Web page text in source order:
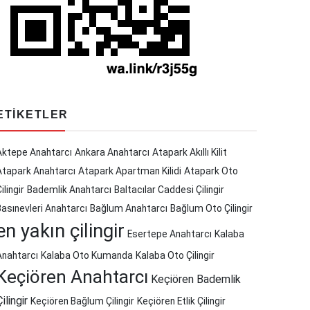
Anahtarcı Ankara Anahtarcı Atapark Akıllı Kilit
Anahtarcı Atapark Apartman Kilidi Atapark Oto
Bademlik Anahtarcı Baltacılar Caddesi Çilingir
Anahtarcı Bağlum Anahtarcı Bağlum Oto Çilingir
yakın çilingir Esertepe Anahtarcı Kalaba
Kalaba Oto Kumanda Kalaba Oto Çilingir
Anahtarcı Keçiören Bademlik
Keçiören Bağlum Çilingir Keçiören Etlik Çilingir